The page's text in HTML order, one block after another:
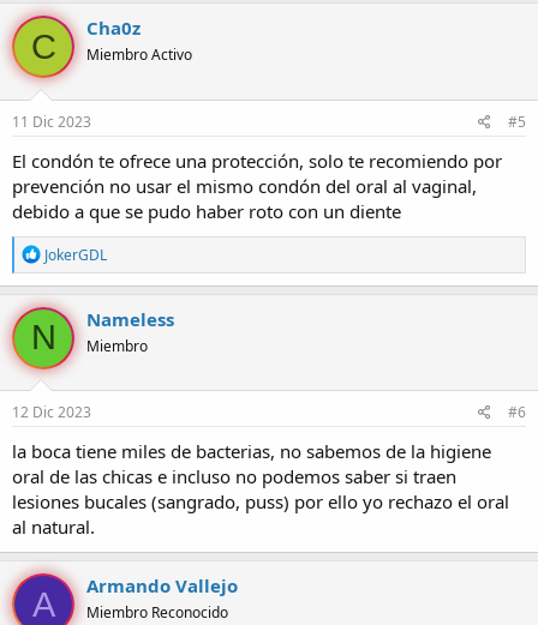
c
c
i
o
n
e
s
C Cha0z
Miembro Activo
11 Dic 2023 #5
El condón te ofrece una protección, solo te recomiendo por
prevención no usar el mismo condón del oral al vaginal,
debido a que se pudo haber roto con un diente
R
e
a
c
c
i
o
n
e
:
JokerGDL
N Nameless
Miembro
12 Dic 2023 #6
la boca tiene miles de bacterias, no sabemos de la higiene
oral de las chicas e incluso no podemos saber si traen
lesiones bucales (sangrado, puss) por ello yo rechazo el oral
al natural.
A Armando Vallejo
Miembro Reconocido